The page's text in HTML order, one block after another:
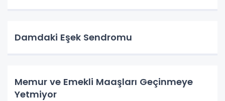
Damdaki Eşek Sendromu
Memur ve Emekli Maaşları Geçinmeye
Yetmiyor